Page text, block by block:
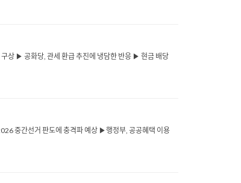
상 ▶ 공화당, 관세 환급 추진에 냉담한 반응 ▶ 현금 배당
중간선거 판도에 충격파 예상 ▶행정부, 공공혜택 이용